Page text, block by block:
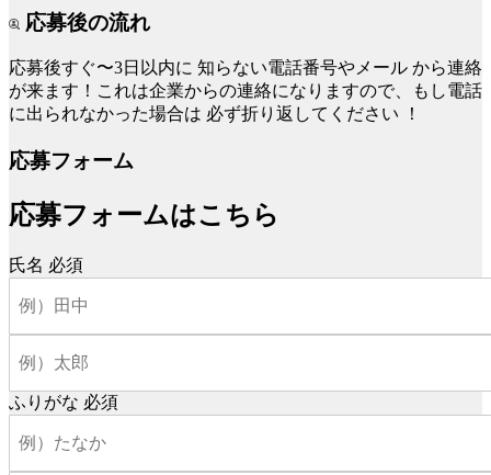
応募後の流れ
応募後すぐ〜3日以内に 知らない電話番号やメール から連絡
が来ます！これは企業からの連絡になりますので、もし電話
に出られなかった場合は 必ず折り返してください ！
応募フォーム
応募フォームはこちら
氏名 必須
ふりがな 必須